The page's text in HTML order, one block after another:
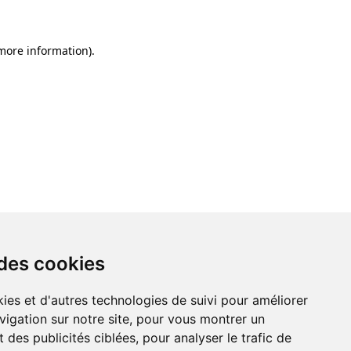
cookies
et d'autres technologies de suivi pour améliorer
sur notre site, pour vous montrer un
des publicités ciblées, pour analyser le trafic de
information).